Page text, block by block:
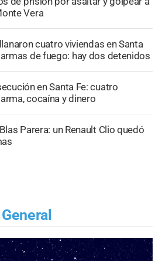
Vera
cuatro viviendas en Santa
de fuego: hay dos detenidos
en Santa Fe: cuatro
cocaína y dinero
Parera: un Renault Clio quedó